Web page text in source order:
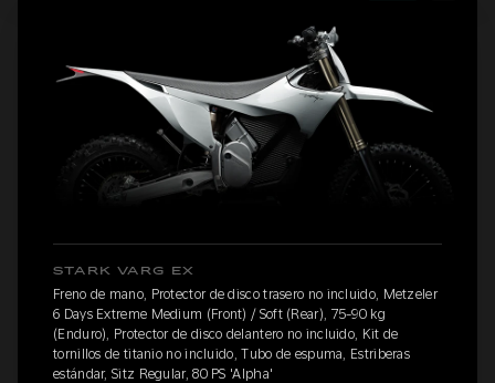
STARK VARG EX
Freno de mano, Protector de disco trasero no incluido, Metzeler
6 Days Extreme Medium (Front) / Soft (Rear), 75-90 kg
(Enduro), Protector de disco delantero no incluido, Kit de
tornillos de titanio no incluido, Tubo de espuma, Estriberas
estándar, Sitz Regular, 80 PS 'Alpha'